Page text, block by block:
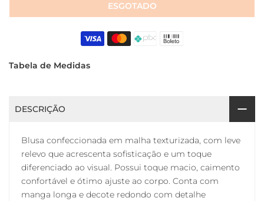
ESGOTADO
Tabela de Medidas
DESCRIÇÃO
Blusa confeccionada em malha texturizada, com leve
relevo que acrescenta sofisticação e um toque
diferenciado ao visual. Possui toque macio, caimento
confortável e ótimo ajuste ao corpo. Conta com
manga longa e decote redondo com detalhe